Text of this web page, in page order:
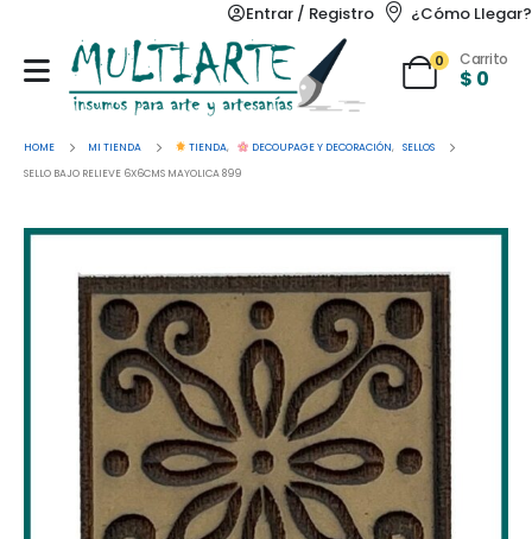
Entrar / Registro ¿Cómo Llegar?
0 Carrito
$ 0
HOME MI TIENDA TIENDA, DECOUPAGE Y DECORACIÓN, SELLOS
SELLO BAJO RELIEVE 6X6CMS MAYOLICA 899